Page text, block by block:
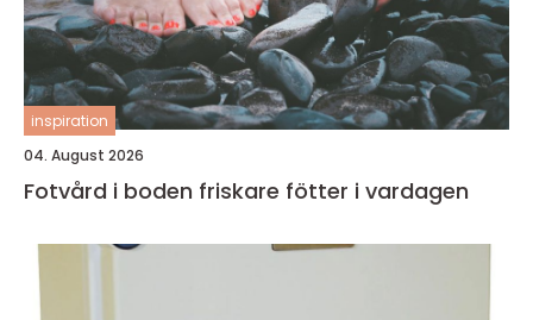
inspiration
04. August 2026
Fotvård i boden friskare fötter i vardagen